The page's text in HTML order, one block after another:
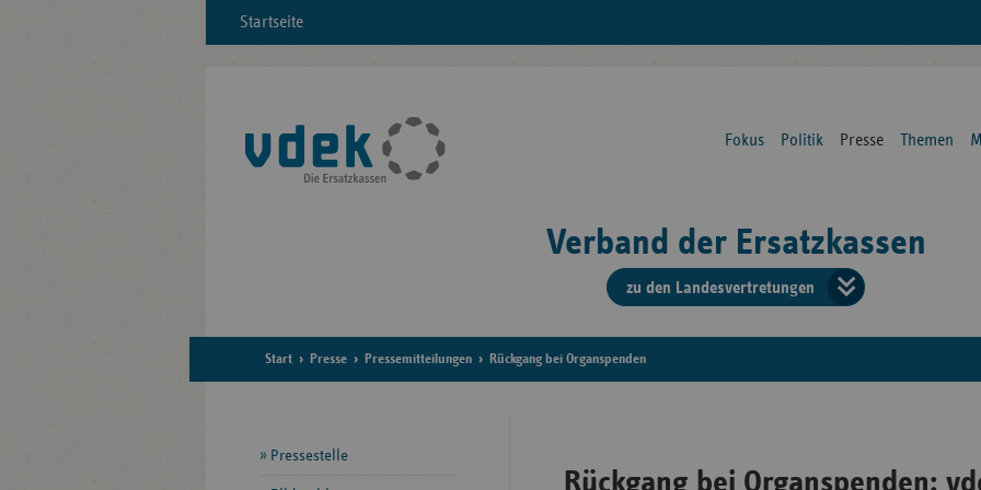
Startseite
Fokus Politik Presse Themen
Verband der Ersatzkassen
zu den Landesvertretungen
der
Start Presse Pressemitteilungen Rückgang bei Organspenden
Rückgang bei Organspenden:
Seitennavigation
Pressestelle